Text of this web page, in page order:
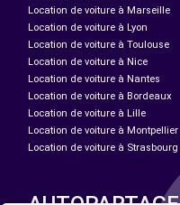
Location de voiture à Marseille
Location de voiture à Lyon
Location de voiture à Toulouse
Location de voiture à Nice
Location de voiture à Nantes
Location de voiture à Bordeaux
Location de voiture à Lille
Location de voiture à Montpellier
Location de voiture à Strasbourg